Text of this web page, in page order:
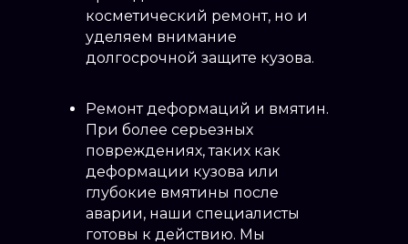
косметический ремонт, но и
уделяем внимание
долгосрочной защите кузова.
Ремонт деформаций и вмятин.
При более серьезных
повреждениях, таких как
деформации кузова или
глубокие вмятины после
аварии, наши специалисты
готовы к действию. Мы